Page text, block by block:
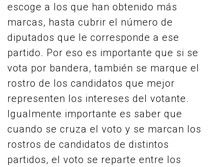
escoge a los que han obtenido más
marcas, hasta cubrir el número de
diputados que le corresponde a ese
partido. Por eso es importante que si se
vota por bandera, también se marque el
rostro de los candidatos que mejor
representen los intereses del votante.
Igualmente importante es saber que
cuando se cruza el voto y se marcan los
rostros de candidatos de distintos
partidos, el voto se reparte entre los